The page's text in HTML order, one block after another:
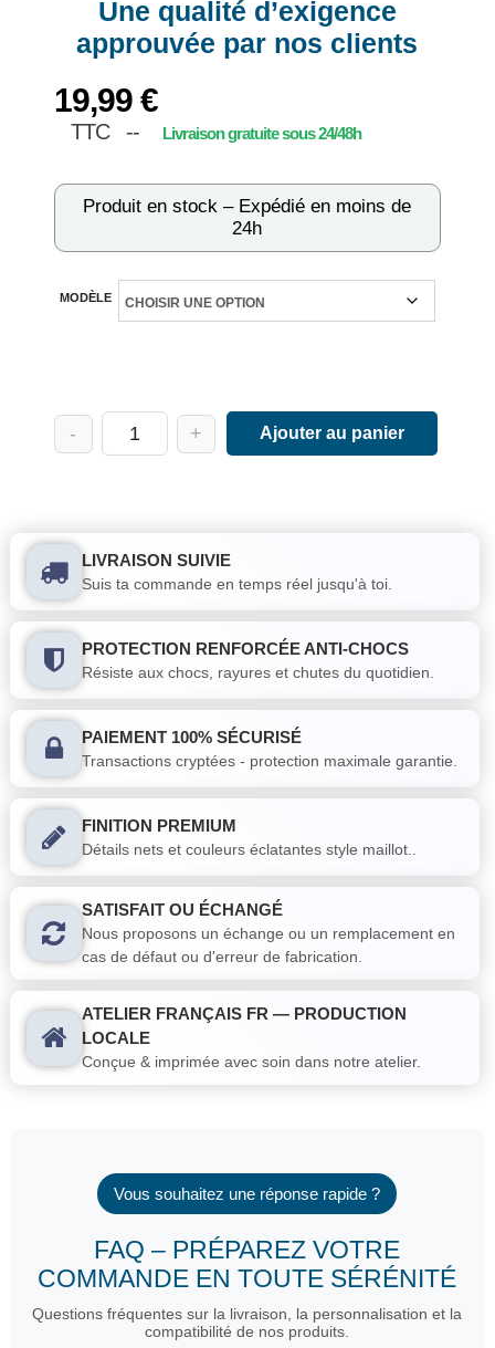
Une qualité d’exigence
approuvée par nos clients
19,99 €
TTC --
Produit en stock – Expédié en moins de
24h
MODÈLE
- + Ajouter au panier
LIVRAISON SUIVIE
Suis ta commande en temps réel jusqu'à toi.
PROTECTION RENFORCÉE ANTI-CHOCS
Résiste aux chocs, rayures et chutes du quotidien.
PAIEMENT 100% SÉCURISÉ
Transactions cryptées - protection maximale garantie.
FINITION PREMIUM
Détails nets et couleurs éclatantes style maillot..
SATISFAIT OU ÉCHANGÉ
Nous proposons un échange ou un remplacement en
cas de défaut ou d'erreur de fabrication.
ATELIER FRANÇAIS FR — PRODUCTION
LOCALE
Conçue & imprimée avec soin dans notre atelier.
Vous souhaitez une réponse rapide ?
FAQ – PRÉPAREZ VOTRE
COMMANDE EN TOUTE SÉRÉNITÉ
Questions fréquentes sur la livraison, la personnalisation et la
compatibilité de nos produits.